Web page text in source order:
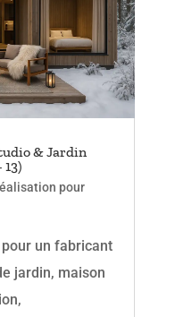
& Jardin
pour
un fabricant
jardin, maison